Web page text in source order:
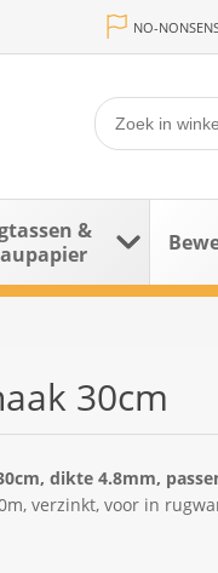
NO-
&
30cm
dikte 4.8mm,
verzinkt, voor in